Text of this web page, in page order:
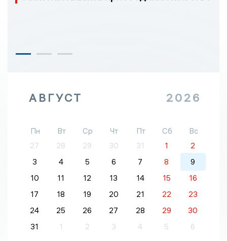
АВГУСТ 2026
Пн Вт Ср Чт Пт Сб
Вс
27
28 29 30 31 1
2
3
4 5 6 7 8
9
10
11 12 13 14 15
16
17
18 19 20 21 22
23
24
25 26 27 28 29
30
31
1 2 3 4 5 6